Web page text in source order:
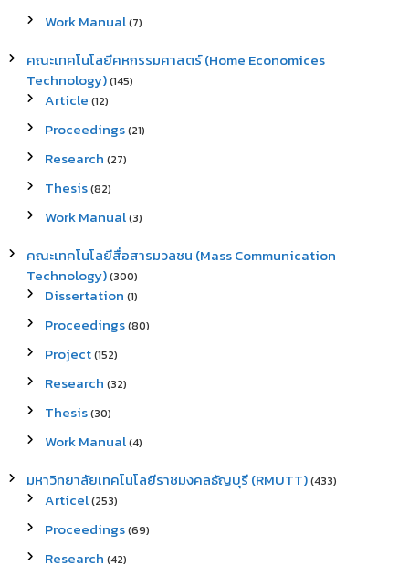
Work Manual(7)
คณะเทคโนโลยีคหกรรมศาสตร์ (Home Economices
Technology)(145)
Article (12)
Proceedings(21)
Research (27)
Thesis(82)
Work Manual(3)
คณะเทคโนโลยีสื่อสารมวลชน (Mass Communication
Technology)(300)
Dissertation (1)
Proceedings(80)
Project(152)
Research (32)
Thesis(30)
Work Manual(4)
มหาวิทยาลัยเทคโนโลยีราชมงคลธัญบุรี (RMUTT)(433)
Articel(253)
Proceedings(69)
Research (42)